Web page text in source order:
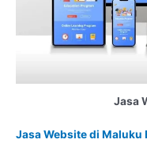
Jasa
Jasa Website di Maluku